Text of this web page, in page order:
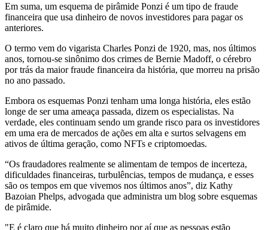
Em suma, um esquema de pirâmide Ponzi é um tipo de fraude
financeira que usa dinheiro de novos investidores para pagar os
anteriores.
O termo vem do vigarista Charles Ponzi de 1920, mas, nos últimos
anos, tornou-se sinônimo dos crimes de Bernie Madoff, o cérebro
por trás da maior fraude financeira da história, que morreu na prisão
no ano passado.
Embora os esquemas Ponzi tenham uma longa história, eles estão
longe de ser uma ameaça passada, dizem os especialistas. Na
verdade, eles continuam sendo um grande risco para os investidores
em uma era de mercados de ações em alta e surtos selvagens em
ativos de última geração, como NFTs e criptomoedas.
“Os fraudadores realmente se alimentam de tempos de incerteza,
dificuldades financeiras, turbulências, tempos de mudança, e esses
são os tempos em que vivemos nos últimos anos”, diz Kathy
Bazoian Phelps, advogada que administra um blog sobre esquemas
de pirâmide.
"E é claro que há muito dinheiro por aí que as pessoas estão